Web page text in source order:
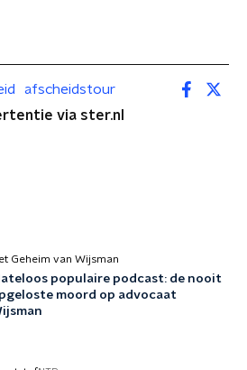
afscheidstour
via ster.nl
Geheim van Wijsman
populaire podcast: de nooit
moord op advocaat